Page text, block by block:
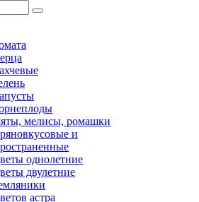
мелисы, ромашки
и
однолетние
двулетние
астра